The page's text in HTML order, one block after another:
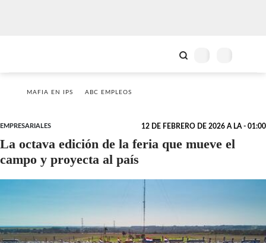
MAFIA EN IPS ABC EMPLEOS
EMPRESARIALES 12 DE FEBRERO DE 2026 A LA - 01:00
La octava edición de la feria que mueve el
campo y proyecta al país